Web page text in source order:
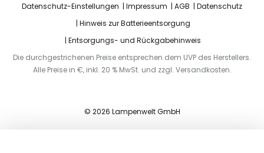
Datenschutz-Einstellungen Impressum AGB
Datenschutz
Hinweis zur Batterieentsorgung
Entsorgungs- und Rückgabehinweis
Die durchgestrichenen Preise entsprechen dem UVP des Herstellers.
Alle Preise in €, inkl. 20 % MwSt. und zzgl. Versandkosten.
© 2026 Lampenwelt GmbH